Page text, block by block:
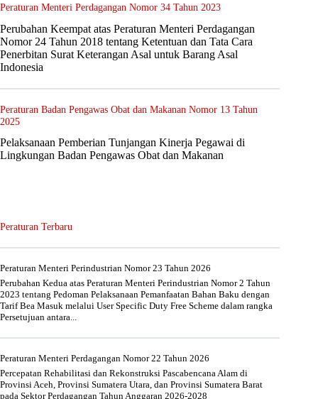
Peraturan Menteri Perdagangan Nomor 34 Tahun 2023
Perubahan Keempat atas Peraturan Menteri Perdagangan
Nomor 24 Tahun 2018 tentang Ketentuan dan Tata Cara
Penerbitan Surat Keterangan Asal untuk Barang Asal
Indonesia
Peraturan Badan Pengawas Obat dan Makanan Nomor 13 Tahun
2025
Pelaksanaan Pemberian Tunjangan Kinerja Pegawai di
Lingkungan Badan Pengawas Obat dan Makanan
Peraturan Terbaru
Peraturan Menteri Perindustrian Nomor 23 Tahun 2026
Perubahan Kedua atas Peraturan Menteri Perindustrian Nomor 2 Tahun
2023 tentang Pedoman Pelaksanaan Pemanfaatan Bahan Baku dengan
Tarif Bea Masuk melalui User Specific Duty Free Scheme dalam rangka
Persetujuan antara...
Peraturan Menteri Perdagangan Nomor 22 Tahun 2026
Percepatan Rehabilitasi dan Rekonstruksi Pascabencana Alam di
Provinsi Aceh, Provinsi Sumatera Utara, dan Provinsi Sumatera Barat
pada Sektor Perdagangan Tahun Anggaran 2026-2028